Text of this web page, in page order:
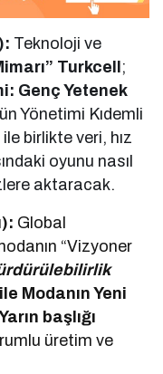
Teknoloji ve
Turkcell;
Genç Yetenek
Yönetimi Kıdemli
ile birlikte veri, hız
oyunu nasıl
aktaracak.
Global
“Vizyoner
ile Modanın Yeni
başlığı
üretim ve